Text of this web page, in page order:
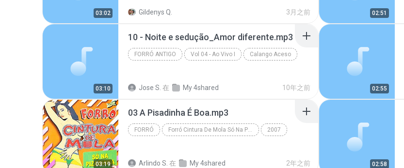
03:02 Gildenys Q. 3月之前 02:51
03:10
10 - Noite e sedução_Amor diferente.mp3
FORRÓ ANTIGO Vol 04 - Ao Vivo I Calango Aceso
Jose S. 在 My 4shared 10年之前 02:55
03:19
03 A Pisadinha É Boa.mp3
FORRÓ Forró Cintura De Mola Só Na Pisadinha Vol.2 2007
Arlindo S. 在 My 4shared 2年之前 02:58